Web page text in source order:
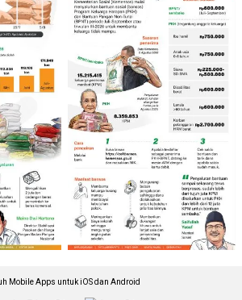
Mobile Apps untuk iOS dan Android